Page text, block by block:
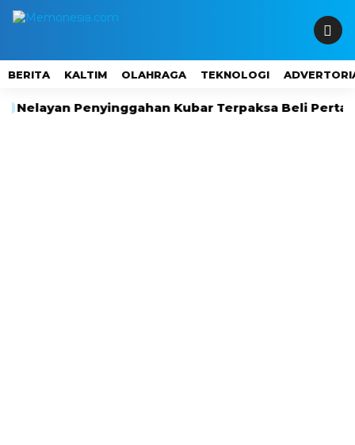
BERITA KALTIM OLAHRAGA TEKNOLOGI
Penyinggahan Kubar Terpaksa Beli Pertalite